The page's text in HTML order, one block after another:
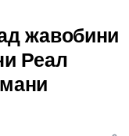
жавобини
Реал